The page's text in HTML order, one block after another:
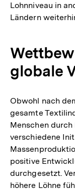
Lohnniveau in
Ländern
globale
Obwohl nach
gesamte
Menschen
verschiedene
positive
durchgesetzt.
höhere Löhne